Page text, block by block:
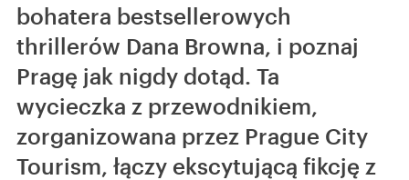
bohatera bestsellerowych
thrillerów Dana Browna, i poznaj
Pragę jak nigdy dotąd. Ta
wycieczka z przewodnikiem,
zorganizowana przez Prague City
Tourism, łączy ekscytującą fikcję z